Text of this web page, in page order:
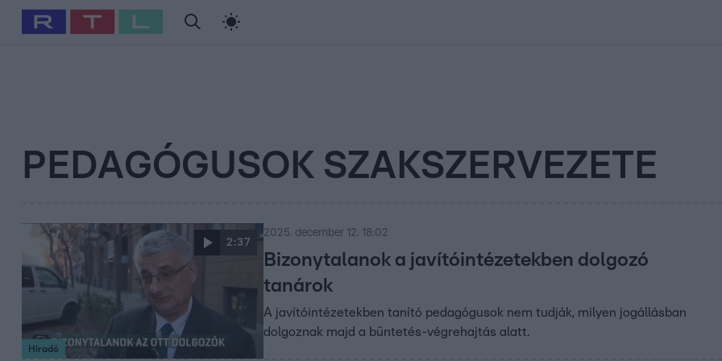
Babits Marcella Szellő István Most Wanted
PEDAGÓGUSOK SZAKSZERVEZETE
2:37
Híradó
2025. december 12. 18:02
Bizonytalanok a javítóintézetekben dolgozó
tanárok
A javítóintézetekben tanító pedagógusok nem tudják, milyen jogállásban
dolgoznak majd a büntetés-végrehajtás alatt.